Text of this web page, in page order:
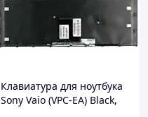
Клавиатура для ноутбука
Sony Vaio (VPC-EA) Black,